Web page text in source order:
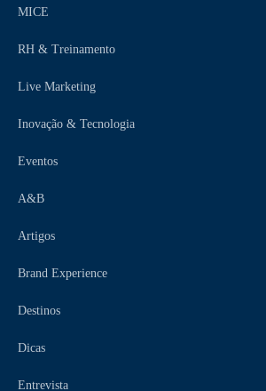
MICE
RH & Treinamento
Live Marketing
Inovação & Tecnologia
Eventos
A&B
Artigos
Brand Experience
Destinos
Dicas
Entrevista